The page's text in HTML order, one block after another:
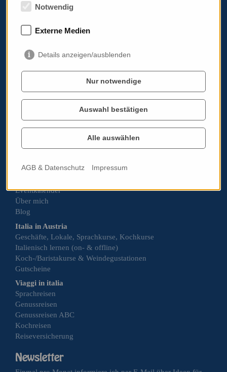
Kontaktadresse:
italissimo.at
Albrechtstraße 103A/11
Impressum
Standardinformationsplatz PRG
Werben auf italissimo.at
Cookie Einstellungen bearbeiten
Eventkalender
Über mich
Blog
Italia in Austria
Geschäfte, Lokale, Sprachkurse, Kochkurse
Italienisch lernen (on- & offline)
Koch-/Baristakurse & Weindegustationen
Gutscheine
Viaggi in italia
Sprachreisen
Genussreisen
Genussreisen ABC
Kochreisen
Reiseversicherung
Notwendig
Externe Medien
Details anzeigen/ausblenden
Nur notwendige
Auswahl bestätigen
Alle auswählen
AGB & Datenschutz Impressum